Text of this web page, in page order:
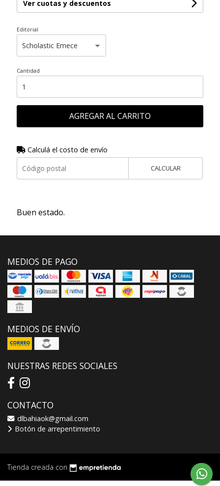
Ver cuotas y descuentos
Editorial
Cantidad
AGREGAR AL CARRITO
Calculá el costo de envío
CALCULAR
Buen estado.
MEDIOS DE PAGO
MEDIOS DE ENVÍO
NUESTRAS REDES SOCIALES
CONTACTO
dlbahiaok@gmail.com
Botón de arrepentimiento
Tienda creada con